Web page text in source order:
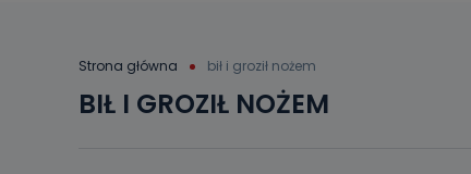
Strona główna bił i groził nożem
BIŁ I GROZIŁ NOŻEM